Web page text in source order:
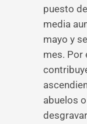
puesto
media
mayo y
mes. Por
abuelos